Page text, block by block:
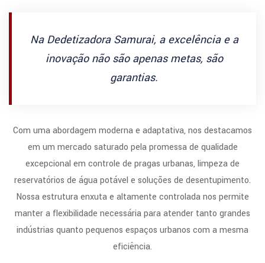
Na Dedetizadora Samurai, a excelência e a
inovação não são apenas metas, são
garantias.
Com uma abordagem moderna e adaptativa, nos destacamos
em um mercado saturado pela promessa de qualidade
excepcional em controle de pragas urbanas, limpeza de
reservatórios de água potável e soluções de desentupimento.
Nossa estrutura enxuta e altamente controlada nos permite
manter a flexibilidade necessária para atender tanto grandes
indústrias quanto pequenos espaços urbanos com a mesma
eficiência.